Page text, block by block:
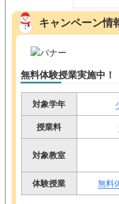
キャンペーン情
無料体験授業実施中！
対象学年
授業料
対象教室
体験授業 無料